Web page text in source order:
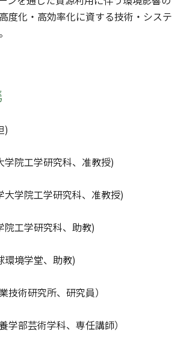
度化・高効率化に資する技術・システ
)
学院工学研究科、准教授)
大学院工学研究科、准教授)
院工学研究科、助教)
環境学堂、助教)
技術研究所、研究員）
学部芸術学科、専任講師）